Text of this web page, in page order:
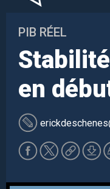
PIB RÉEL
en
erickdeschenes